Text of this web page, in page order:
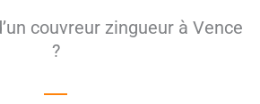
couvreur zingueur à Vence
?